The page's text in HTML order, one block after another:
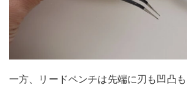
一方、リードペンチは先端に刃も凹凸